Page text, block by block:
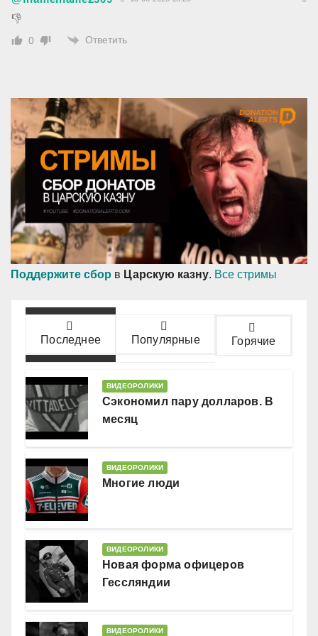
👎
0 Ответить
Поддержите сбор в Царскую казну. Все стримы
Последнее Популярные Горячие
ВИДЕОРОЛИКИ
Сэкономил пару долларов. В
месяц
ВИДЕОРОЛИКИ
Многие люди
ВИДЕОРОЛИКИ
Новая форма офицеров
Гессляндии
ВИДЕОРОЛИКИ